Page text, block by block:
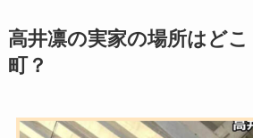
高井凛の実家の場所はどこ
町？